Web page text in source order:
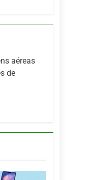
aéreas
de